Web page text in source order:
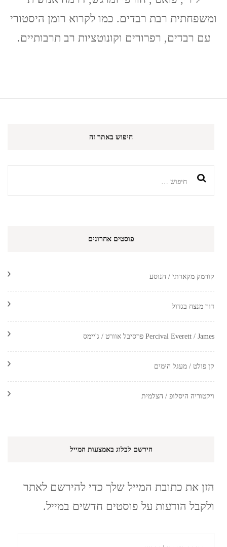
בילגה
(Nuri
ומשפחתית רבת רבדים. כמו לקרוא רומן היסטורי
עם רבדים, רפרורים וקונוטציות רב תרבותיים.
חיפוש באתר זה
חיפוש:
פוסטים אחרונים
קורמק מקארתי / הנוסע
דור מנצח בגדול
Percival Everett / James פרסיבל אוורט / ג'יימס
קן פולט / מעגל הימים
ויקטוריה היסלופ / הצלמית
הירשם לבלוג באמצעות המייל
הזן את כתובת המייל שלך כדי להירשם לאתר
ולקבל הודעות על פוסטים חדשים במייל.